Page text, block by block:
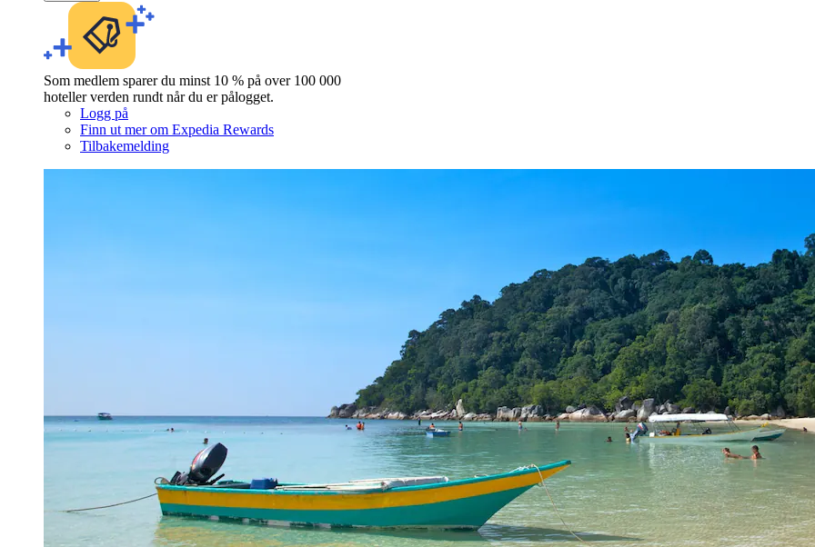
Som medlem sparer du minst 10 % på over 100 000
hoteller verden rundt når du er pålogget.
Logg på
Finn ut mer om Expedia Rewards
Tilbakemelding